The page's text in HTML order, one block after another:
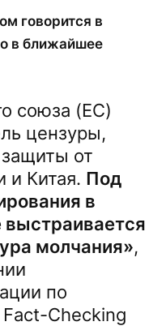
говорится в
в ближайшее
союза (ЕС)
цензуры,
от
и Китая. Под
в
выстраивается
молчания»,
по
Checking